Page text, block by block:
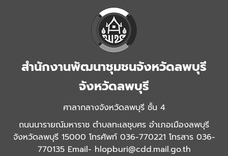
สำนักงานพัฒนาชุมชนจังหวัดลพบุรี
จังหวัดลพบุรี
ศาลากลางจังหวัดลพบุรี ชั้น 4
ถนนนารายณ์มหาราช ตำบลทะเลชุบศร อำเภอเมืองลพบุรี
จังหวัดลพบุรี 15000 โทรศัพท์ 036-770221 โทรสาร 036-
770135 Email- hlopburi@cdd.mail.go.th